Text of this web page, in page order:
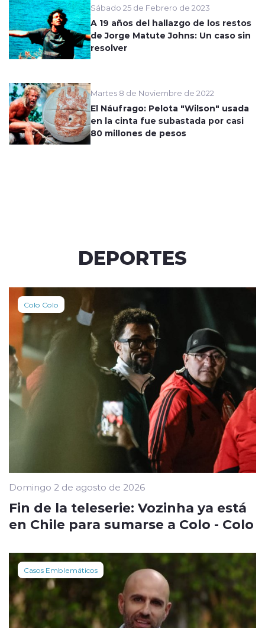
Sábado 25 de Febrero de 2023
A 19 años del hallazgo de los restos
de Jorge Matute Johns: Un caso sin
resolver
Martes 8 de Noviembre de 2022
El Náufrago: Pelota "Wilson" usada
en la cinta fue subastada por casi
80 millones de pesos
DEPORTES
Colo Colo
Domingo 2 de agosto de 2026
Fin de la teleserie: Vozinha ya está
en Chile para sumarse a Colo - Colo
Casos Emblemáticos